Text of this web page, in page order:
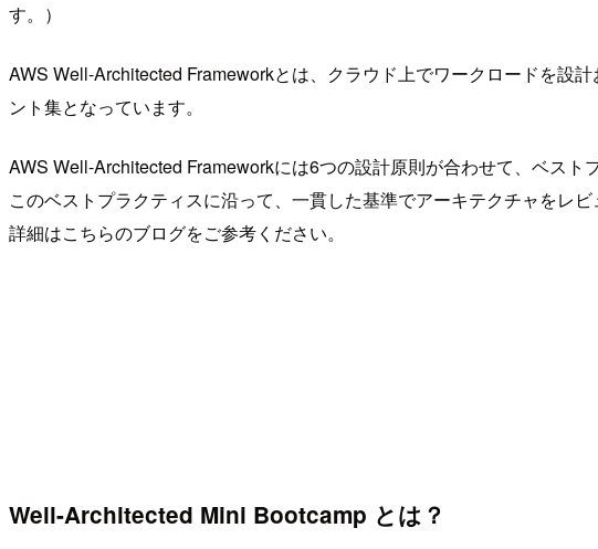
す。）
AWS Well-Architected Frameworkとは、クラウド上でワークロードを設
ント集となっています。
AWS Well-Architected Frameworkには6つの設計原則が合わせて、ベスト
このベストプラクティスに沿って、一貫した基準でアーキテクチャをレ
詳細はこちらのブログをご参考ください。
Well-Architected Mini Bootcamp とは？